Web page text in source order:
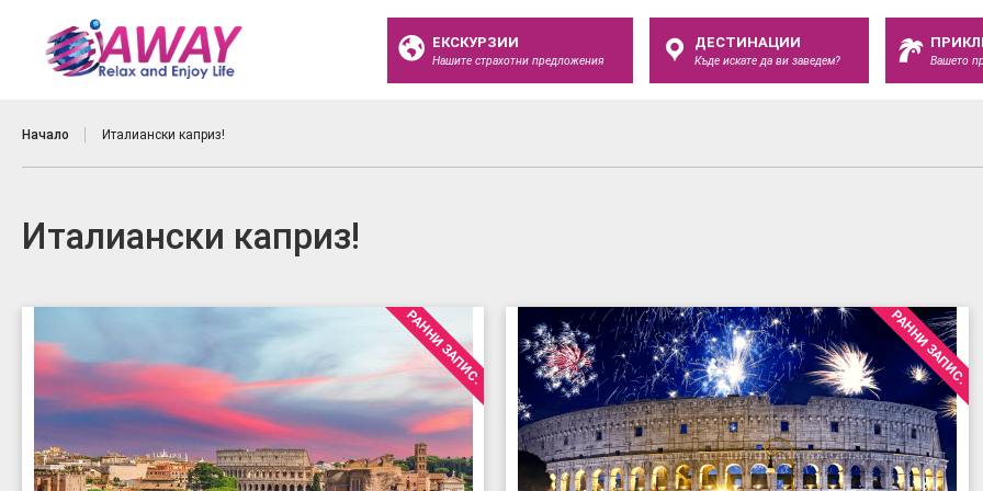
ЕКСКУРЗИИ
Нашите страхотни предложения
ДЕСТИНАЦИИ
Къде искате да ви заведем? Вашето
Начало Италиански каприз!
Италиански каприз!
РАННИ ЗАПИС. РАННИ ЗАПИС.